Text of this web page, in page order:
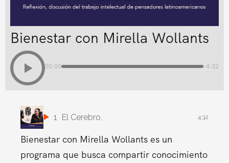
Bienestar con Mirella Wollants
00:00 -4:32
1 El Cerebro. 4:32
Bienestar con Mirella Wollants es un
programa que busca compartir conocimiento